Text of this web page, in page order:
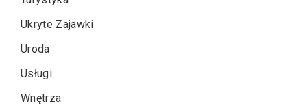
Ukryte Zajawki
Uroda
Usługi
Wnętrza